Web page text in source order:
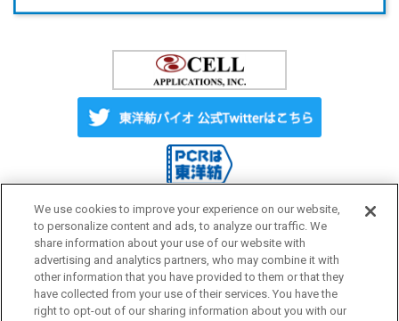
Label License ご利用にあたって
プライバシーポリシー サイトマップ
We use cookies to improve your experience on our website,
to personalize content and ads, to analyze our traffic. We
share information about your use of our website with
advertising and analytics partners, who may combine it with
other information that you have provided to them or that they
have collected from your use of their services. You have the
right to opt-out of our sharing information about you with our